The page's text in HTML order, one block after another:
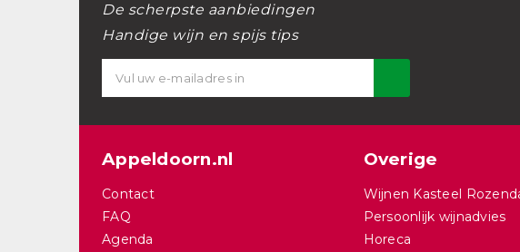
De scherpste aanbiedingen
Handige wijn en spijs tips
Appeldoorn.nl
Contact
FAQ
Agenda
Overige
Wijnen Kasteel
Persoonlijk wijnadvies
Horeca